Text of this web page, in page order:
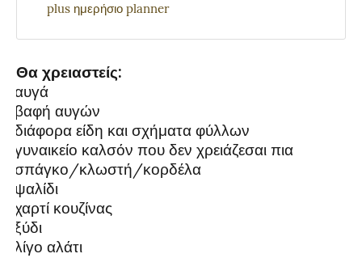
plus ημερήσιο planner
Θα χρειαστείς:
αυγά
βαφή αυγών
διάφορα είδη και σχήματα φύλλων
γυναικείο καλσόν που δεν χρειάζεσαι πια
σπάγκο/κλωστή/κορδέλα
ψαλίδι
χαρτί κουζίνας
ξύδι
λίγο αλάτι